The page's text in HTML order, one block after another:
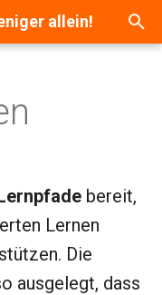
allein!
bereit,
Lernen
Die
ausgelegt, dass